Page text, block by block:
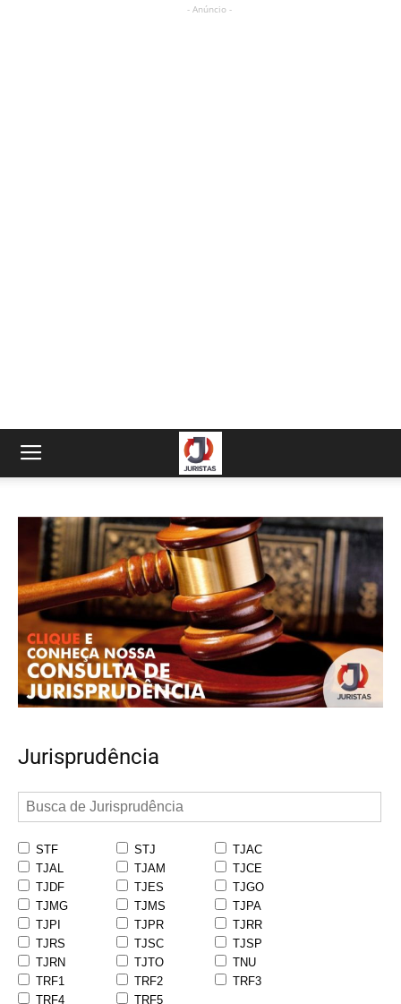
- Anúncio -
Jurisprudência
STF STJ
TJAC
TJAL
TJAM
TJCE
TJDF
TJES
TJGO
TJMG
TJMS
TJPA
TJPI
TJPR
TJRR
TJRS
TJSC
TJSP
TJRN
TJTO
TNU
TRF1
TRF2
TRF3
TRF4
TRF5